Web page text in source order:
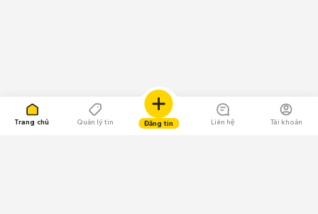
Trang chủ Quản lý tin Đăng tin Liên hệ Tài khoản